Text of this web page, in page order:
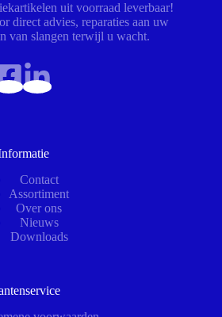
uit voorraad leverbaar!
direct advies, reparaties aan uw
van slangen terwijl u wacht.
Contact
Assortiment
Over ons
Nieuws
Downloads